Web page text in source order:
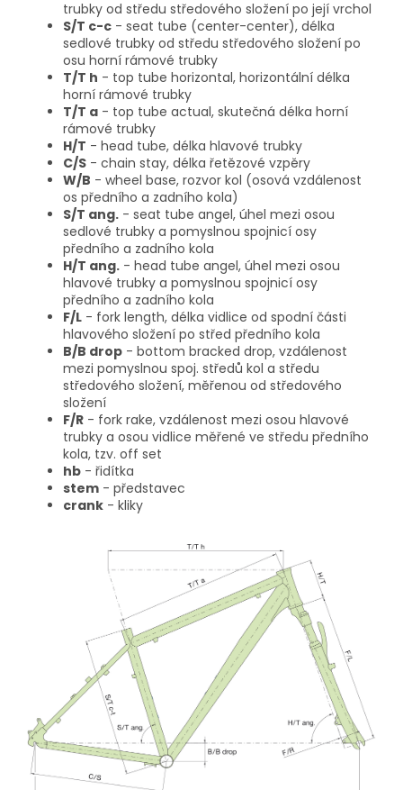
trubky od středu středového složení po její vrchol
S/T c-c - seat tube (center-center), délka
sedlové trubky od středu středového složení po
osu horní rámové trubky
T/T h - top tube horizontal, horizontální délka
horní rámové trubky
T/T a - top tube actual, skutečná délka horní
rámové trubky
H/T - head tube, délka hlavové trubky
C/S - chain stay, délka řetězové vzpěry
W/B - wheel base, rozvor kol (osová vzdálenost
os předního a zadního kola)
S/T ang. - seat tube angel, úhel mezi osou
sedlové trubky a pomyslnou spojnicí osy
předního a zadního kola
H/T ang. - head tube angel, úhel mezi osou
hlavové trubky a pomyslnou spojnicí osy
předního a zadního kola
F/L - fork length, délka vidlice od spodní části
hlavového složení po střed předního kola
B/B drop - bottom bracked drop, vzdálenost
mezi pomyslnou spoj. středů kol a středu
středového složení, měřenou od středového
složení
F/R - fork rake, vzdálenost mezi osou hlavové
trubky a osou vidlice měřené ve středu předního
kola, tzv. off set
hb - řidítka
stem - představec
crank - kliky